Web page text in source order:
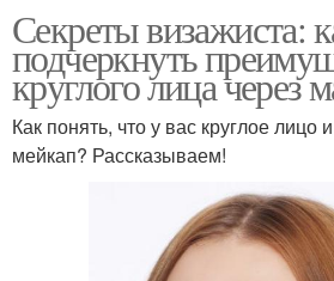
Секреты визажиста:
подчеркнуть
круглого лица через
Как понять, что у вас круглое лицо
мейкап? Рассказываем!